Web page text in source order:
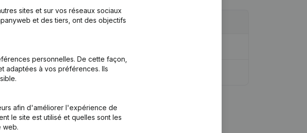
Nominations
sites et sur vos réseaux sociaux
et des tiers, ont des objectifs
personnelles. De cette façon,
adaptées à vos préférences. Ils
afin d'améliorer l'expérience de
le site est utilisé et quelles sont les
web.